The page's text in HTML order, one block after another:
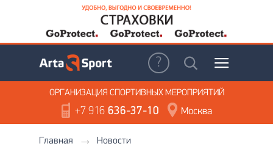
ОРГАНИЗАЦИЯ СПОРТИВНЫХ МЕРОПРИЯТИЙ
+7 916636-37-10 Москва
Главная Новости